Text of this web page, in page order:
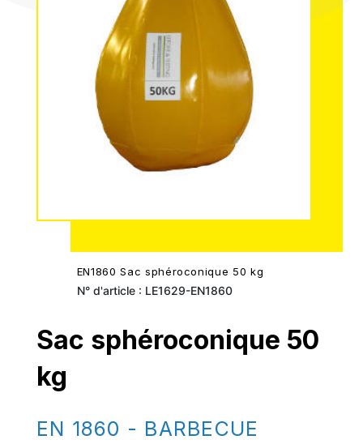
EN1860 Sac sphéroconique 50 kg
N° d'article : LE1629-EN1860
Sac sphéroconique 50
kg
EN 1860 - BARBECUE